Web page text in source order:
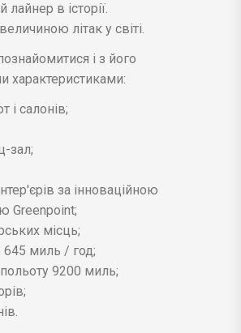
в історії.
літак у світі.
і з його
характеристиками:
і салонів;
зал;
за інноваційною
Greenpoint;
місць;
645 миль / год;
9200 миль;